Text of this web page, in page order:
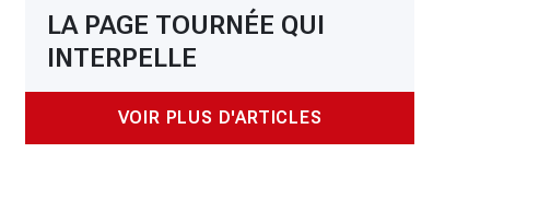
LA PAGE TOURNÉE QUI
INTERPELLE
VOIR PLUS D'ARTICLES